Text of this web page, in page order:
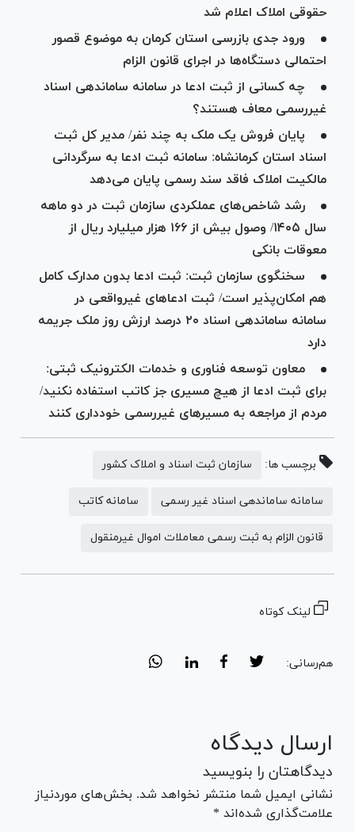
حقوقی املاک اعلام شد
ورود جدی بازرسی استان کرمان به موضوع قصور
احتمالی دستگاه‌ها در اجرای قانون الزام
چه کسانی از ثبت ادعا در سامانه ساماندهی اسناد
غیررسمی معاف هستند؟
پایان فروش یک ملک به چند نفر/ مدیر کل ثبت
اسناد استان کرمانشاه: سامانه ثبت ادعا به سرگردانی
مالکیت املاک فاقد سند رسمی پایان می‌دهد
رشد شاخص‌های عملکردی سازمان ثبت در دو ماهه
سال ۱۴۰۵/ وصول بیش از ۱۶۶ هزار میلیارد ریال از
معوقات بانکی
سخنگوی سازمان ثبت: ثبت ادعا بدون مدارک کامل
هم امکان‌پذیر است/ ثبت ادعاهای غیرواقعی در
سامانه ساماندهی اسناد ۲۰ درصد ارزش روز ملک جریمه
دارد
معاون توسعه فناوری و خدمات الکترونیک ثبتی:
برای ثبت ادعا از هیچ مسیری جز کاتب استفاده نکنید/
مردم از مراجعه به مسیر‌های غیررسمی خودداری کنند
برچسب ها: سازمان ثبت اسناد و املاک کشور
سامانه ساماندهی اسناد غیر رسمی سامانه کاتب
قانون الزام به ثبت رسمی معاملات اموال غیرمنقول
لینک کوتاه
هم‌رسانی:
ارسال دیدگاه
دیدگاهتان را بنویسید
نشانی ایمیل شما منتشر نخواهد شد. بخش‌های موردنیاز
علامت‌گذاری شده‌اند *